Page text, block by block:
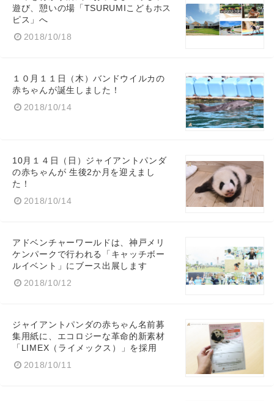
遊び、憩いの場「TSURUMIこどもホス
ピス」へ
2018/10/18
１０月１１日（木）バンドウイルカの
赤ちゃんが誕生しました！
2018/10/14
10月１４日（日）ジャイアントパンダ
の赤ちゃんが 生後2か月を迎えまし
た！
2018/10/14
アドベンチャーワールドは、神戸メリ
ケンパークで行われる「キャッチボー
ルイベント」にブース出展します
2018/10/12
ジャイアントパンダの赤ちゃん名前募
集用紙に、エコロジーな革命的新素材
「LIMEX（ライメックス）」を採用
2018/10/11